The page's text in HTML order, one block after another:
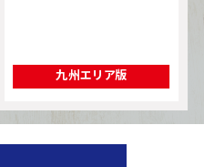
九州エリア版